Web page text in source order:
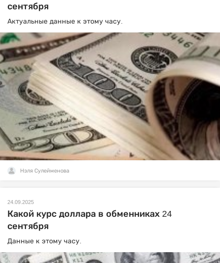
сентября
Актуальные данные к этому часу.
Нэля Сулейменова
24.09.2025
Какой курс доллара в обменниках 24
сентября
Данные к этому часу.